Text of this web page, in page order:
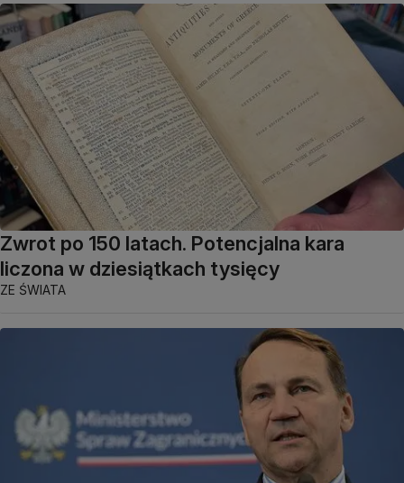
Zwrot po 150 latach. Potencjalna kara
liczona w dziesiątkach tysięcy
ZE ŚWIATA